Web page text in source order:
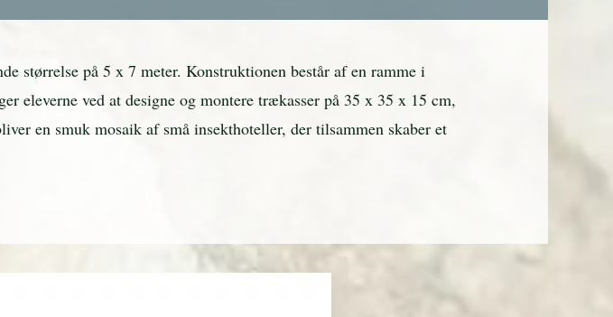
størrelse på 5 x 7 meter. Konstruktionen består af en ramme i
eleverne ved at designe og montere trækasser på 35 x 35 x 15 cm,
en smuk mosaik af små insekthoteller, der tilsammen skaber et